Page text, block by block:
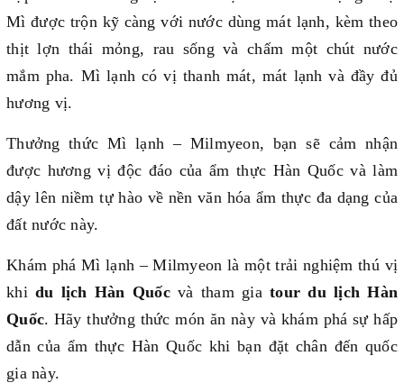
Mì được trộn kỹ càng với nước dùng mát lạnh, kèm theo
thịt lợn thái mỏng, rau sống và chấm một chút nước
mắm pha. Mì lạnh có vị thanh mát, mát lạnh và đầy đủ
hương vị.
Thưởng thức Mì lạnh – Milmyeon, bạn sẽ cảm nhận
được hương vị độc đáo của ẩm thực Hàn Quốc và làm
dậy lên niềm tự hào về nền văn hóa ẩm thực đa dạng của
đất nước này.
Khám phá Mì lạnh – Milmyeon là một trải nghiệm thú vị
khi du lịch Hàn Quốcvà tham giatour du lịch Hàn
Quốc. Hãy thưởng thức món ăn này và khám phá sự hấp
dẫn của ẩm thực Hàn Quốc khi bạn đặt chân đến quốc
gia này.